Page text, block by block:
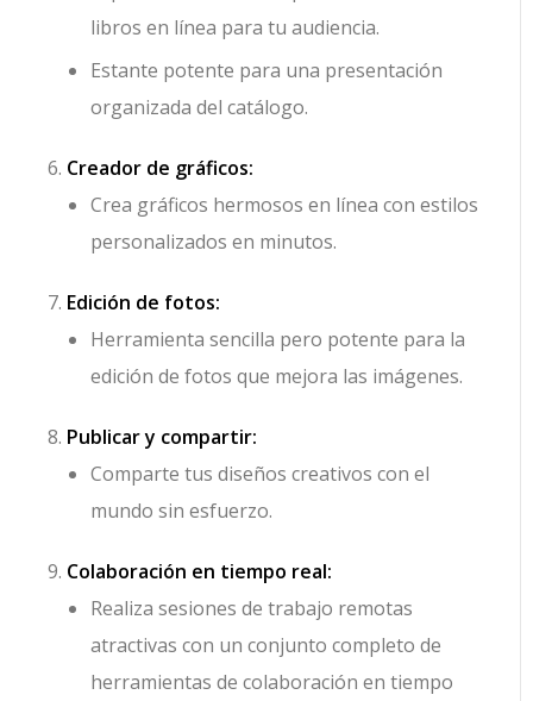
libros en línea para tu audiencia.
Estante potente para una presentación
organizada del catálogo.
Creador de gráficos:
Crea gráficos hermosos en línea con estilos
personalizados en minutos.
Edición de fotos:
Herramienta sencilla pero potente para la
edición de fotos que mejora las imágenes.
Publicar y compartir:
Comparte tus diseños creativos con el
mundo sin esfuerzo.
Colaboración en tiempo real:
Realiza sesiones de trabajo remotas
atractivas con un conjunto completo de
herramientas de colaboración en tiempo